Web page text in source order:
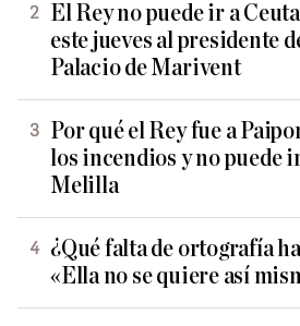
El Rey no puede ir a
este jueves al presidente
Palacio de Marivent
Por qué el Rey fue a
los incendios y no puede
Melilla
¿Qué falta de ortografía
«Ella no se quiere así